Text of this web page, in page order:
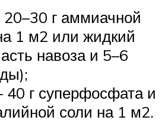
г аммиачной
1 м2 или жидкий
навоза и 5–6
г суперфосфата и
соли на 1 м2.